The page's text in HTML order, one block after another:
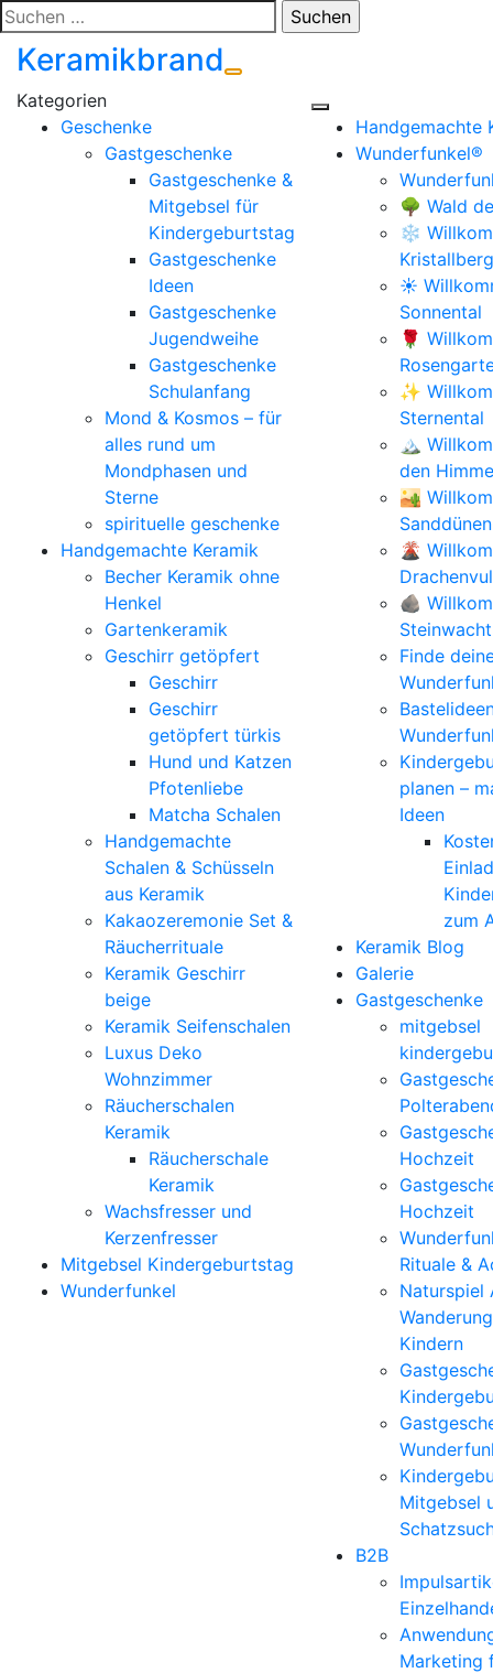
Zum
Inhalt
springen
Suchen
nach:
Keramikbrand
Geschenke
Gastgeschenke
Gastgeschenke &
Mitgebsel für
Kindergeburtstag
Gastgeschenke
Ideen
Gastgeschenke
Jugendweihe
Gastgeschenke
Schulanfang
Mond & Kosmos – für
alles rund um
Mondphasen und
Sterne
spirituelle geschenke
Handgemachte Keramik
Becher Keramik ohne
Henkel
Gartenkeramik
Geschirr getöpfert
Geschirr
Geschirr
getöpfert türkis
Hund und Katzen
Pfotenliebe
Matcha Schalen
Handgemachte
Schalen & Schüsseln
aus Keramik
Kakaozeremonie Set &
Räucherrituale
Keramik Geschirr
beige
Keramik Seifenschalen
Luxus Deko
Wohnzimmer
Räucherschalen
Keramik
Räucherschale
Keramik
Wachsfresser und
Kerzenfresser
Mitgebsel Kindergeburtstag
Wunderfunkel
Handgemachte
Wunderfunkel®
🌳 Wald
❄️
☀️
Sonnental
🌹
✨
Sternental
🏔️
den
🏜️
Sanddünen
🌋
🪨
Steinwacht
Finde
planen –
Ideen
zum
Keramik Blog
Galerie
Gastgeschenke
mitgebsel
Hochzeit
Hochzeit
Rituale &
Naturspiel
Kindern
Mitgebsel
B2B
Marketing